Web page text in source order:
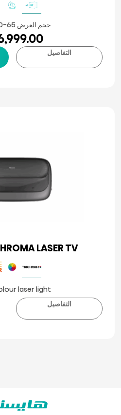
حجم العرض 65-300 بوصة
التفاصيل
LASER TV
laser light
التفاصيل